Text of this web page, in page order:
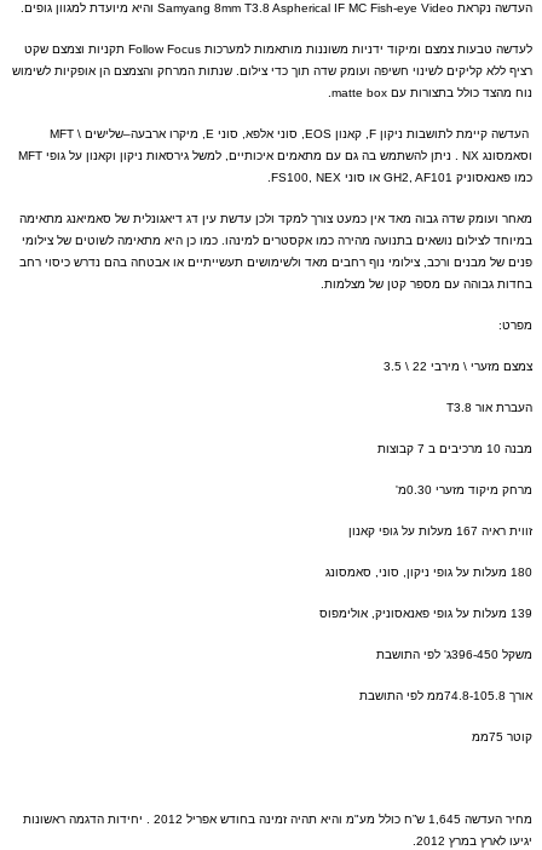
העדשה נקראת Samyang 8mm T3.8 Aspherical IF MC Fish-eye Video והיא מיועדת למגוון גופים.
לעדשה טבעות צמצם ומיקוד ידניות משוננות מותאמות למערכות Follow Focus תקניות וצמצם שקט
רציף ללא קליקים לשינוי חשיפה ועומק שדה תוך כדי צילום. שנתות המרחק והצמצם הן אופקיות לשימוש
נוח מהצד כולל בתצורות עם matte box.
העדשה קיימת לתושבות ניקון F, קאנון EOS, סוני אלפא, סוני E, מיקרו ארבעה–שלישים \ MFT
וסאמסונג NX . ניתן להשתמש בה גם עם מתאמים איכותיים, למשל גירסאות ניקון וקאנון על גופי MFT
כמו פאנאסוניק GH2, AF101 או סוני FS100, NEX.
מאחר ועומק שדה גבוה מאד אין כמעט צורך למקד ולכן עדשת עין דג דיאגונלית של סאמיאנג מתאימה
במיוחד לצילום נושאים בתנועה מהירה כמו אקסטרים למינהו. כמו כן היא מתאימה לשוטים של צילומי
פנים של מבנים ורכב, צילומי נוף רחבים מאד ולשימושים תעשייתיים או אבטחה בהם נדרש כיסוי רחב
בחדות גבוהה עם מספר קטן של מצלמות.
מפרט:
צמצם מזערי \ מירבי
העברת אור
מבנה מרכיבים ב 7 קבוצות
מרחק מיקוד מזערי מ'
זווית ראיה מעלות על גופי קאנון
180 מעלות על גופי ניקון, סוני, סאמסונג
139 מעלות על גופי פאנאסוניק, אולימפוס
משקל ג' לפי התושבת
אורך ממ לפי התושבת
קוטר ממ
מחיר העדשה 1,645 ש”ח כולל מע"מ והיא תהיה זמינה בחודש אפריל 2012 .
יחידות הדגמה ראשונות
יגיעו לארץ במרץ 2012.